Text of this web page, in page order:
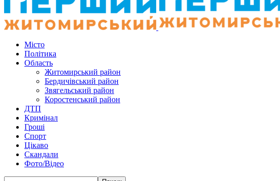
Місто
Політика
Область
Житомирський район
Бердичівський район
Звягельський район
Коростенський район
ДТП
Кримінал
Гроші
Спорт
Цікаво
Скандали
Фото/Відео